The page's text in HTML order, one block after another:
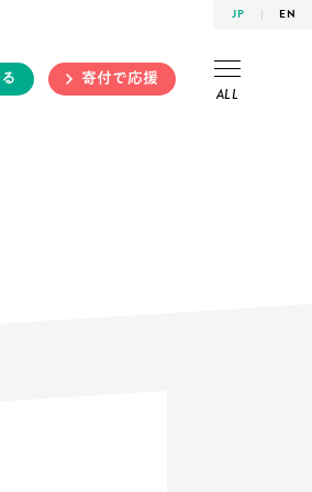
JP EN
寄付で応援
ALL